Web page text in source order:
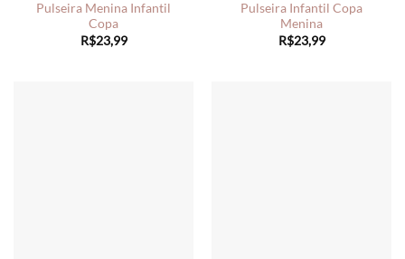
Pulseira Menina Infantil
Copa
R$23,99
Pulseira Infantil Copa
Menina
R$23,99